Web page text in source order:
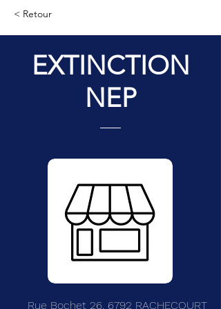
< Retour
EXTINCTION
NEP
Rue Bochet 26, 6792 RACHECOURT